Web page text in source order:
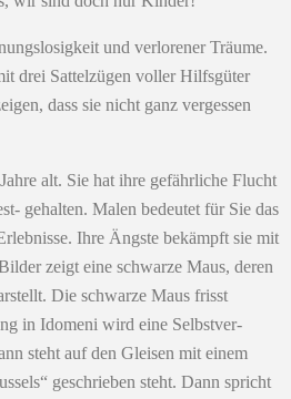
und verlorener Träume.
drei Sattelzügen voller Hilfsgüter
dass sie nicht ganz vergessen
alt. Sie hat ihre gefährliche Flucht
gehalten. Malen bedeutet für Sie das
Ihre Ängste bekämpft sie mit
zeigt eine schwarze Maus, deren
Die schwarze Maus frisst
in Idomeni wird eine Selbstver-
steht auf den Gleisen mit einem
geschrieben steht. Dann spricht